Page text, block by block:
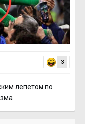
3
лепетом по